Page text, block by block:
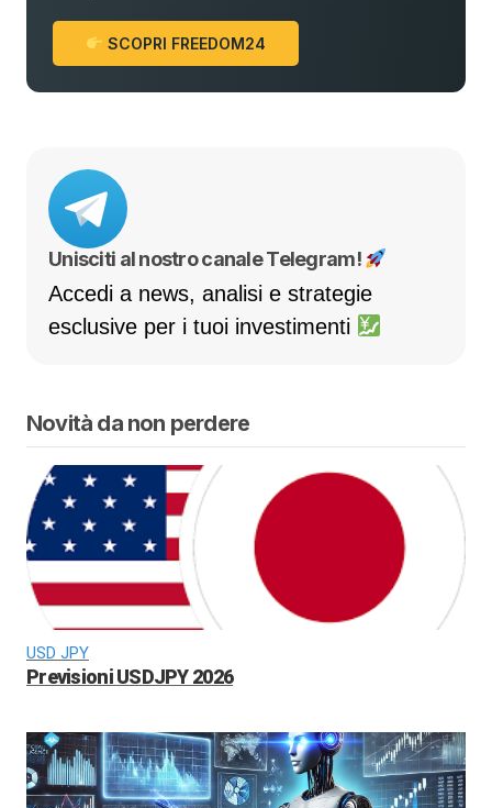
SCOPRI FREEDOM24
Unisciti al nostro canale Telegram!
Accedi a news, analisi e strategie
esclusive per i tuoi investimenti
Novità da non perdere
USD JPY
Previsioni USDJPY 2026